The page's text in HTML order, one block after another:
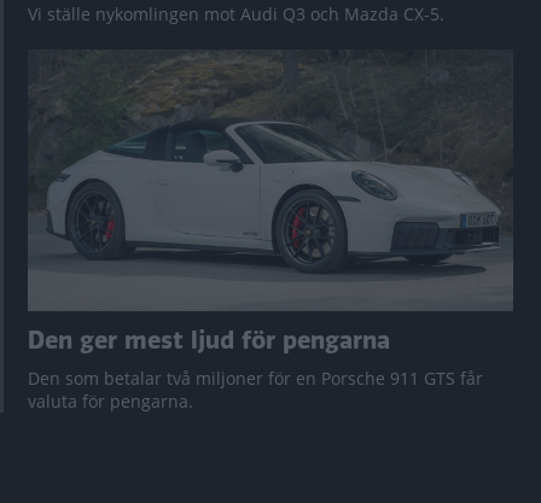
Vi ställe nykomlingen mot Audi Q3 och Mazda CX-5.
Den ger mest ljud för pengarna
Den som betalar två miljoner för en Porsche 911 GTS får
valuta för pengarna.